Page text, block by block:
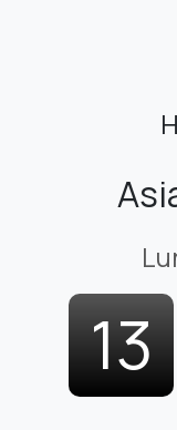
13